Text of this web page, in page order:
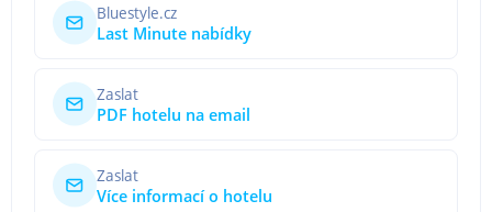
Bluestyle.cz
Last Minute nabídky
Zaslat
PDF hotelu na email
Zaslat
Více informací o hotelu